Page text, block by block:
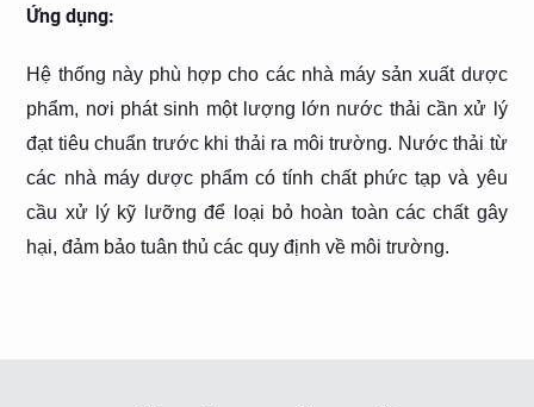
Ứng dụng:
Hệ thống này phù hợp cho các nhà máy sản xuất dược
phẩm, nơi phát sinh một lượng lớn nước thải cần xử lý
đạt tiêu chuẩn trước khi thải ra môi trường. Nước thải từ
các nhà máy dược phẩm có tính chất phức tạp và yêu
cầu xử lý kỹ lưỡng để loại bỏ hoàn toàn các chất gây
hại, đảm bảo tuân thủ các quy định về môi trường.